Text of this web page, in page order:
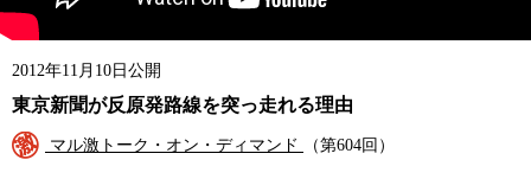
2012年11月10日公開
東京新聞が反原発路線を突っ走れる理由
マル激トーク・オン・ディマンド （第604回）